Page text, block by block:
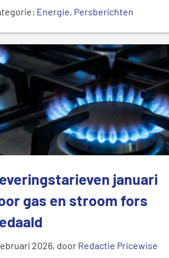
Energie, Persberichten
januari
gas en stroom fors
2026, door Redactie Pricewise